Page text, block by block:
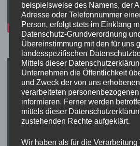
beispielsweise des Namens, der
Adresse oder Telefonnummer
Person, erfolgt stets im Einklang
Datenschutz-Grundverordnung
Übereinstimmung mit den für uns
landesspezifischen
Mittels dieser
Unternehmen die Öffentlichkeit
und Zweck der von uns
verarbeiteten
informieren. Ferner werden
mittels dieser
zustehenden Rechte aufgeklärt.
Wir haben als für die